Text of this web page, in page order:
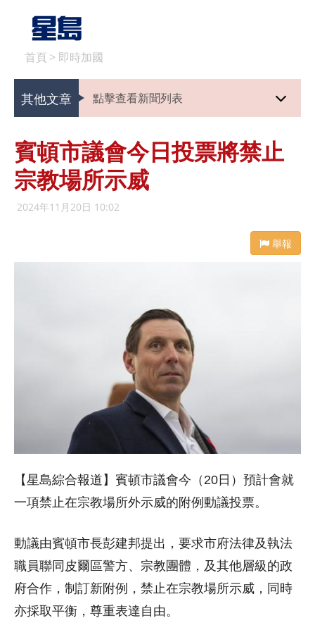
首頁 > 即時加國
其他文章 點擊查看新聞列表
賓頓市議會今日投票將禁止
宗教場所示威
2024年11月20日 10:02
舉報
【星島綜合報道】賓頓市議會今（20日）預計會就
一項禁止在宗教場所外示威的附例動議投票。
動議由賓頓市長彭建邦提出，要求市府法律及執法
職員聯同皮爾區警方、宗教團體，及其他層級的政
府合作，制訂新附例，禁止在宗教場所示威，同時
亦採取平衡，尊重表達自由。